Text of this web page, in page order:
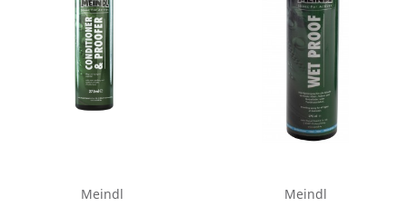
Meindl Meindl